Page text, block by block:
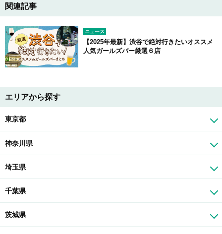
関連記事
ニュース
【2025年最新】渋谷で絶対行きたいオススメ
人気ガールズバー厳選６店
エリアから探す
東京都
神奈川県
埼玉県
千葉県
茨城県